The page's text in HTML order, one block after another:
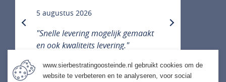
5 augustus 2026
"Snelle levering mogelijk gemaakt
en ook kwaliteits levering."
previous next
www.sierbestratingoosteinde.nl gebruikt cookies om de
website te verbeteren en te analyseren, voor social